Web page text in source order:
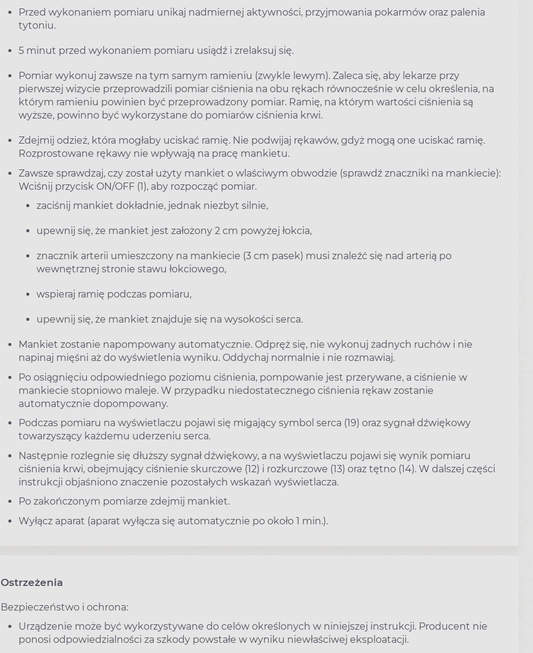
Przed wykonaniem pomiaru unikaj nadmiernej aktywności, przyjmowania pokarmów oraz palenia
tytoniu.
5 minut przed wykonaniem pomiaru usiądź i zrelaksuj się.
Pomiar wykonuj zawsze na tym samym ramieniu (zwykle lewym). Zaleca się, aby lekarze przy
pierwszej wizycie przeprowadzili pomiar ciśnienia na obu rękach równocześnie w celu określenia, na
którym ramieniu powinien być przeprowadzony pomiar. Ramię, na którym wartości ciśnienia są
wyższe, powinno być wykorzystane do pomiarów ciśnienia krwi.
Zdejmij odzież, która mogłaby uciskać ramię. Nie podwijaj rękawów, gdyż mogą one uciskać ramię.
Rozprostowane rękawy nie wpływają na pracę mankietu.
Zawsze sprawdzaj, czy został użyty mankiet o wlaściwym obwodzie (sprawdź znaczniki na mankiecie):
Wciśnij przycisk ON/OFF (1), aby rozpocząć pomiar.
zaciśnij mankiet dokładnie, jednak niezbyt silnie,
upewnij się, że mankiet jest założony 2 cm powyżej łokcia,
znacznik arterii umieszczony na mankiecie (3 cm pasek) musi znaleźć się nad arterią po
wewnętrznej stronie stawu łokciowego,
wspieraj ramię podczas pomiaru,
upewnij się, że mankiet znajduje się na wysokości serca.
Mankiet zostanie napompowany automatycznie. Odpręż się, nie wykonuj żadnych ruchów i nie
napinaj mięśni aż do wyświetlenia wyniku. Oddychaj normalnie i nie rozmawiaj.
Po osiągnięciu odpowiedniego poziomu ciśnienia, pompowanie jest przerywane, a ciśnienie w
mankiecie stopniowo maleje. W przypadku niedostatecznego ciśnienia rękaw zostanie
automatycznie dopompowany.
Podczas pomiaru na wyświetlaczu pojawi się migający symbol serca (19) oraz sygnał dźwiękowy
towarzyszący każdemu uderzeniu serca.
Następnie rozlegnie się dłuższy sygnał dźwiękowy, a na wyświetlaczu pojawi się wynik pomiaru
ciśnienia krwi, obejmujący ciśnienie skurczowe (12) i rozkurczowe (13) oraz tętno (14). W dalszej części
instrukcji objaśniono znaczenie pozostałych wskazań wyświetlacza.
Po zakończonym pomiarze zdejmij mankiet.
Wyłącz aparat (aparat wyłącza się automatycznie po około 1 min.).
Ostrzeżenia
Bezpieczeństwo i ochrona:
Urządzenie może być wykorzystywane do celów określonych w niniejszej instrukcji. Producent nie
ponosi odpowiedzialności za szkody powstałe w wyniku niewłaściwej eksploatacji.